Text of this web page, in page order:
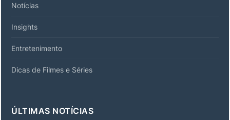
Notícias
Insights
Entretenimento
Dicas de Filmes e Séries
ÚLTIMAS NOTÍCIAS